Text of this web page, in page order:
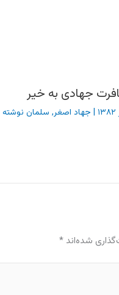
جهادی به خیر
| جهاد اصغر, سلمان نوشته
شده‌اند *